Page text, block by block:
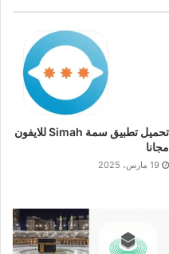
تحميل تطبيق سمة Simah للايفون
مجانا
19 مارس، 2025